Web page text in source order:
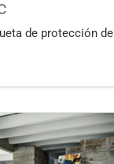
de protección de